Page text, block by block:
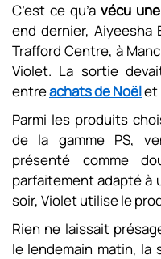
C’est ce qu’a vécu
end dernier, Aiyeesha
Trafford Centre, à
Violet. La sortie
entreachats de Noëlet
Parmi les produits
de la gamme PS,
présenté comme
parfaitement adapté à
soir, Violet utilise le
Rien ne laissait
le lendemain matin, la